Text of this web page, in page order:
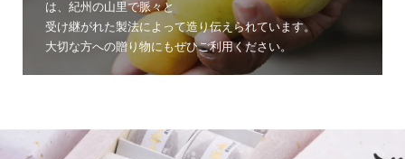
は、紀州の山里で脈々と
受け継がれた製法によって造り伝えられています。
大切な方への贈り物にもぜひご利用ください。